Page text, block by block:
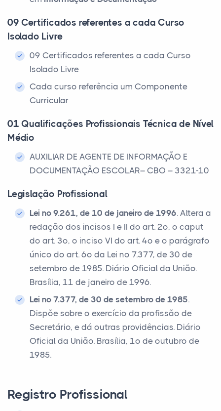
09 Certificados referentes a cada Curso
Isolado Livre
09 Certificados referentes a cada Curso
Isolado Livre
Cada curso referência um Componente
Curricular
01 Qualificações Profissionais Técnica de Nível
Médio
AUXILIAR DE AGENTE DE INFORMAÇÃO E
DOCUMENTAÇÃO ESCOLAR– CBO – 3321-10
Legislação Profissional
Lei nº 9.261, de 10 de janeiro de 1996. Altera a
redação dos incisos I e II do art. 2º, o caput
do art. 3º, o inciso VI do art. 4º e o parágrafo
único do art. 6º da Lei nº 7.377, de 30 de
setembro de 1985. Diário Oficial da União.
Brasília, 11 de janeiro de 1996.
Lei nº 7.377, de 30 de setembro de 1985.
Dispõe sobre o exercício da profissão de
Secretário, e dá outras providências. Diário
Oficial da União. Brasília, 1º de outubro de
1985.
Registro Profissional